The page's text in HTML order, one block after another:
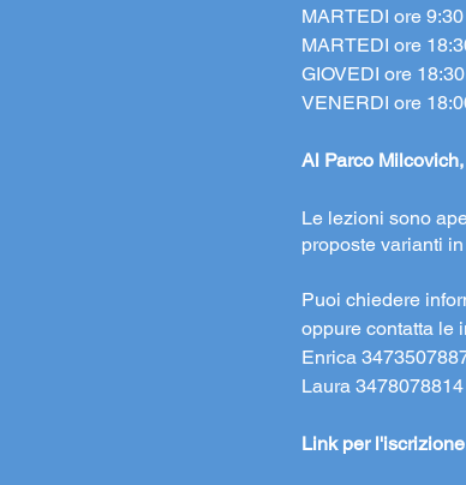
MARTEDI ore
MARTEDI ore
GIOVEDI ore
VENERDI ore
Al Parco
Le lezioni sono
proposte varianti
Puoi chiedere
oppure contatta le
Enrica
Laura 3478078814
Link per